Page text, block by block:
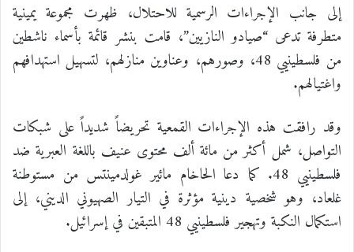
إلى جانب الإجراءات الرسمية للاحتلال، ظهرت مجموعة يمينية
متطرفة تدعى “صيادو النازيين”، قامت بنشر قائمة بأسماء ناشطين
من فلسطينيي 48، وصورهم، وعناوين منازلهم، لتسهيل استهدافهم
واغتيالهم.
وقد رافقت هذه الإجراءات القمعية تحريضاً شديداً على شبكات
التواصل، شمل أكثر من مائة ألف محتوى عنيف باللغة العبرية ضد
فلسطينيي 48. كما دعا الحاخام مائير غولدمينتس من مستوطنة
غلعاد، وهو شخصية دينية مؤثرة في التيار الصهيوني الديني، إلى
استكمال النكبة وتهجير فلسطينيي 48 المتبقين في إسرائيل.